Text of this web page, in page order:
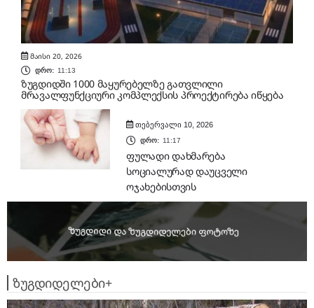
მაისი 20, 2026
დრო: 11:13
ზუგდიდში 1000 მაყურებელზე გათვლილი
მრავალფუნქციური კომპლექსის პროექტირება იწყება
თებერვალი 10, 2026
დრო: 11:17
ფულადი დახმარება
სოციალურად დაუცველი
ოჯახებისთვის
ზუგდიდელები+